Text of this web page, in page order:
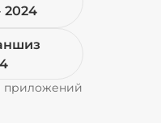
2024
приложений